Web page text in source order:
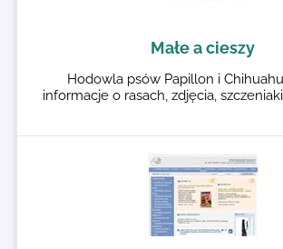
Małe a cieszy
Hodowla psów Papillon i
informacje o rasach, zdjęcia,